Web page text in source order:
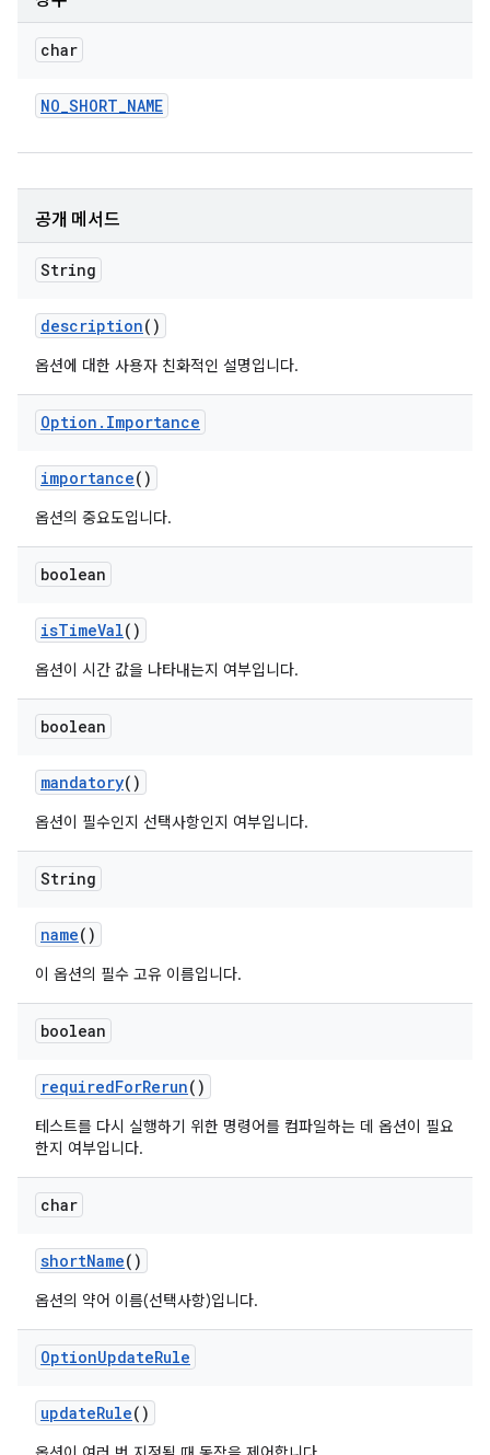
char
NO_SHORT_NAME
공개 메서드
String
description()
옵션에 대한 사용자 친화적인 설명입니다.
Option . Importance
importance()
옵션의 중요도입니다.
boolean
isTimeVal()
옵션이 시간 값을 나타내는지 여부입니다.
boolean
mandatory()
옵션이 필수인지 선택사항인지 여부입니다.
String
name()
이 옵션의 필수 고유 이름입니다.
boolean
requiredForRerun()
테스트를 다시 실행하기 위한 명령어를 컴파일하는 데 옵션이 필요
한지 여부입니다.
char
shortName()
옵션의 약어 이름(선택사항)입니다.
OptionUpdateRule
updateRule()